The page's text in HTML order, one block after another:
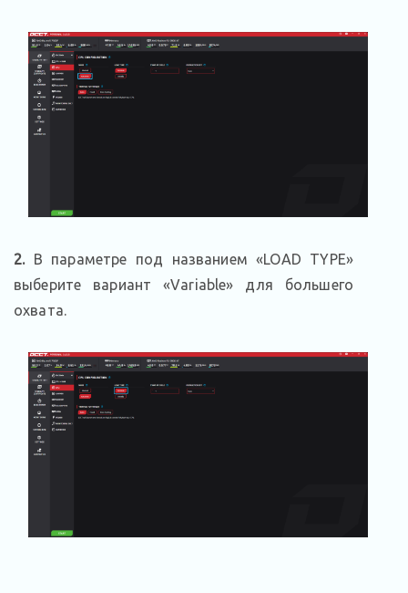
2.В параметре под названием «LOAD TYPE»
выберите вариант «Variable» для большего
охвата.